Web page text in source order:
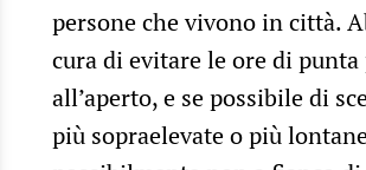
persone che vivono in città.
cura di evitare le ore di
all’aperto, e se possibile di
più sopraelevate o più